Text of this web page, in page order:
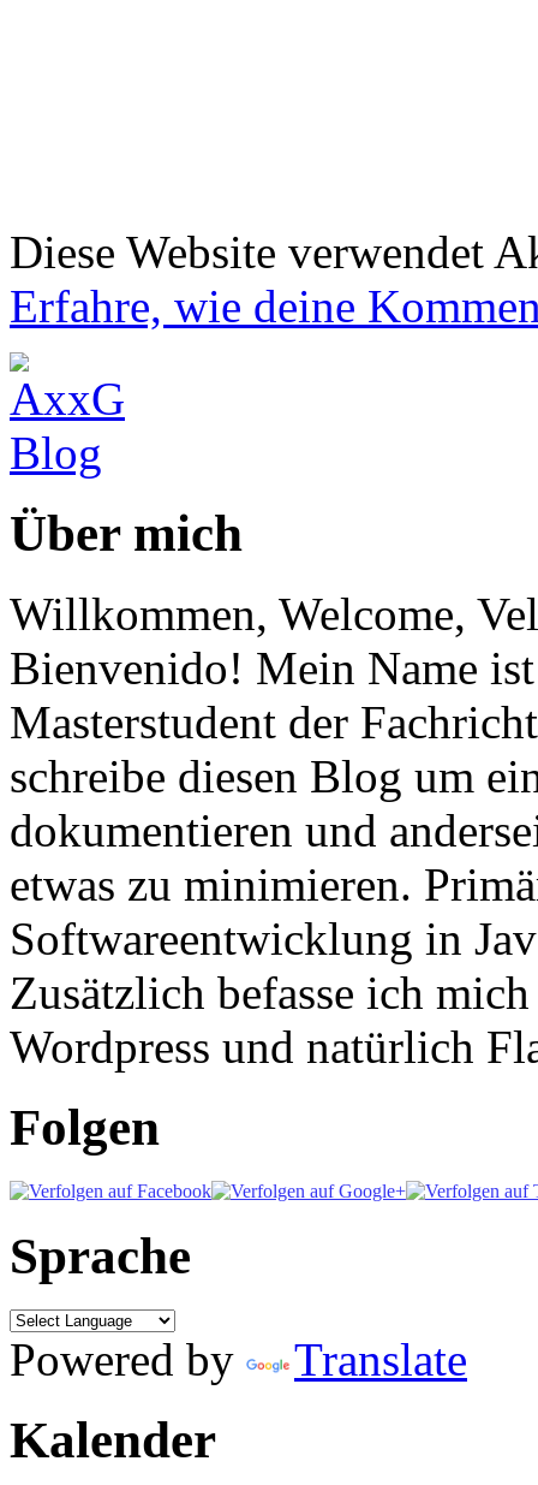
Diese Website verwendet
Erfahre, wie deine
Über mich
Willkommen, Welcome,
Bienvenido! Mein Name
Masterstudent der
schreibe diesen Blog um
dokumentieren und
etwas zu minimieren.
Softwareentwicklung in
Zusätzlich befasse ich
Wordpress und natürlich
Folgen
Sprache
Powered by Translate
Kalender